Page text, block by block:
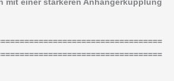
mit einer stärkeren Anhängerkupplung